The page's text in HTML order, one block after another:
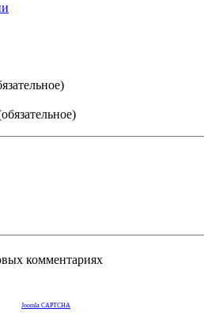
комментариях
Joomla CAPTCHA